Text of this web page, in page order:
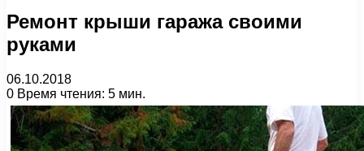
Ремонт крыши гаража своими
руками
06.10.2018
0 Время чтения: 5 мин.